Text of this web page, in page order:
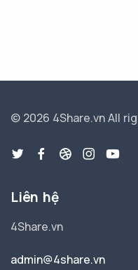
© 2026 4Share.vnAll
Liên hệ
4Share.vn
admin@4share.vn